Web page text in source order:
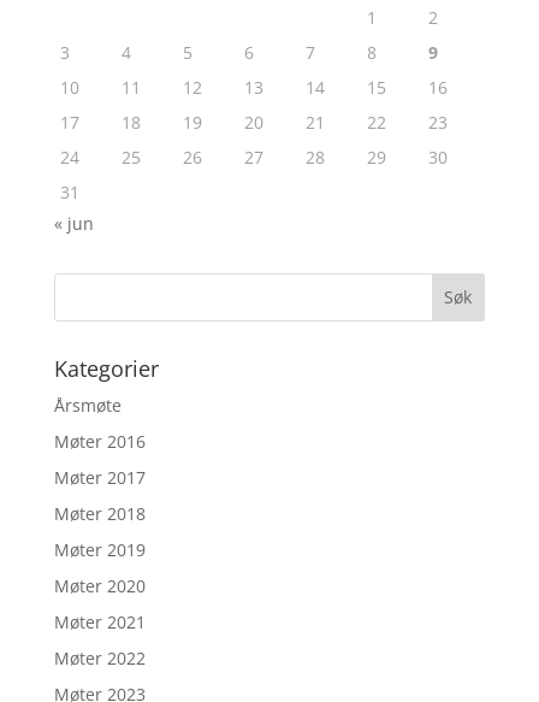
1
2
3
4 5 6 7 8
9
10
11 12 13 14 15
16
17
18 19 20 21 22
23
24
25 26 27 28 29
30
31
« jun
Kategorier
Årsmøte
Møter 2016
Møter 2017
Møter 2018
Møter 2019
Møter 2020
Møter 2021
Møter 2022
Møter 2023